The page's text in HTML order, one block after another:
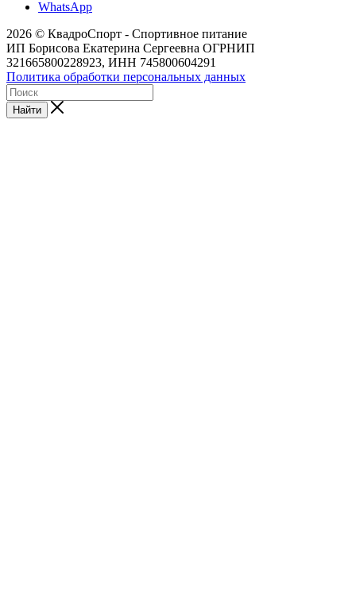
WhatsApp
2026 © КвадроСпорт - Спортивное питание
ИП Борисова Екатерина Сергеевна ОГРНИП
321665800228923, ИНН 745800604291
Политика обработки персональных данных
Найти